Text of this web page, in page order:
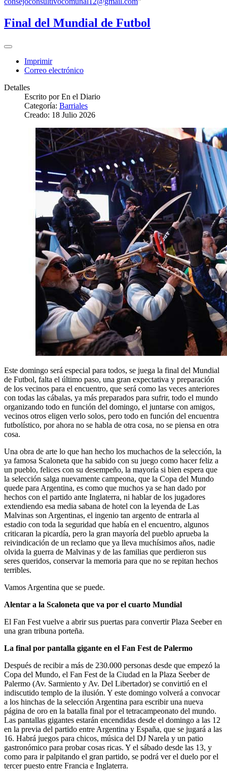
Final del Mundial de Futbol
Imprimir
Correo electrónico
Detalles
Escrito porEn el Diario
Categoría: Barriales
Creado: 18 Julio 2026
Este domingo será especial para todos, se juega la final del Mundial
de Futbol, falta el último paso, una gran expectativa y preparación
de los vecinos para el encuentro, que será como las veces anteriores
con todas las cábalas, ya más preparados para sufrir, todo el mundo
organizando todo en función del domingo, el juntarse con amigos,
vecinos otros eligen verlo solos, pero todo en función del encuentra
futbolístico, por ahora no se habla de otra cosa, no se piensa en otra
cosa.
Una obra de arte lo que han hecho los muchachos de la selección, la
ya famosa Scaloneta que ha sabido con su juego como hacer feliz a
un pueblo, felices con su desempeño, la mayoría si bien espera que
la selección salga nuevamente campeona, que la Copa del Mundo
quede para Argentina, es como que muchos ya se han dado por
hechos con el partido ante Inglaterra, ni hablar de los jugadores
extendiendo esa media sabana de hotel con la leyenda de Las
Malvinas son Argentinas, el ingenio tan argento de entrarla al
estadio con toda la seguridad que había en el encuentro, algunos
criticaran la picardía, pero la gran mayoría del pueblo aprueba la
reivindicación de un reclamo que ya lleva muchísimos años, nadie
olvida la guerra de Malvinas y de las familias que perdieron sus
seres queridos, conservar la memoria para que no se repitan hechos
terribles.
Vamos Argentina que se puede.
Alentar a la Scaloneta que va por el cuarto Mundial
El Fan Fest vuelve a abrir sus puertas para convertir Plaza Seeber en
una gran tribuna porteña.
La final por pantalla gigante en el Fan Fest de Palermo
Después de recibir a más de 230.000 personas desde que empezó la
Copa del Mundo, el Fan Fest de la Ciudad en la Plaza Seeber de
Palermo (Av. Sarmiento y Av. Del Libertador) se convirtió en el
indiscutido templo de la ilusión. Y este domingo volverá a convocar
a los hinchas de la selección Argentina para escribir una nueva
página de oro en la batalla final por el tetracampeonato del mundo.
Las pantallas gigantes estarán encendidas desde el domingo a las 12
en la previa del partido entre Argentina y España, que se jugará a las
16. Habrá juegos para chicos, música del DJ Narela y un patio
gastronómico para probar cosas ricas. Y el sábado desde las 13, y
como para ir palpitando el gran partido, se podrá ver el duelo por el
tercer puesto entre Francia e Inglaterra.